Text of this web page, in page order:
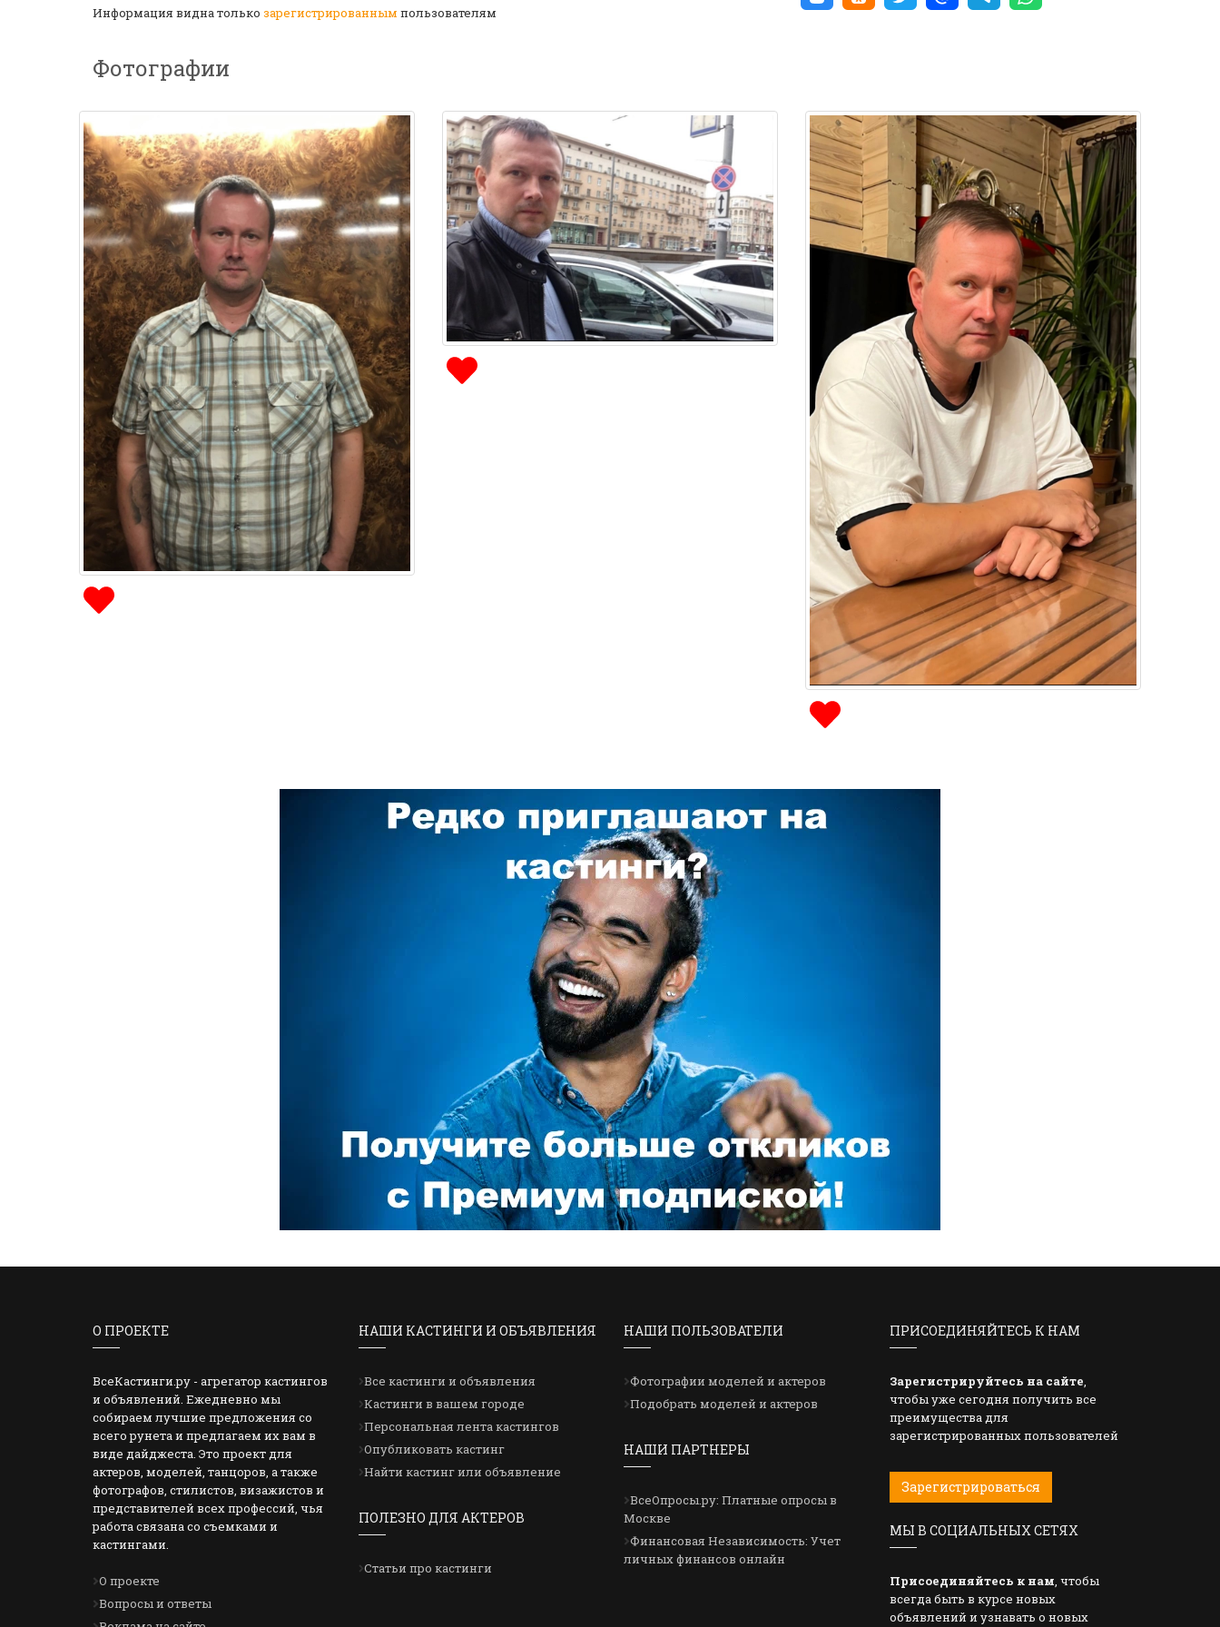
Информация видна только зарегистрированным пользователям
Фотографии
О ПРОЕКТЕ
ВсеКастинги.ру - агрегатор кастингов
и объявлений. Ежедневно мы
собираем лучшие предложения со
всего рунета и предлагаем их вам в
виде дайджеста. Это проект для
актеров, моделей, танцоров, а также
фотографов, стилистов, визажистов и
представителей всех профессий, чья
работа связана со съемками и
кастингами.
О проекте
Вопросы и ответы
НАШИ КАСТИНГИ И ОБЪЯВЛЕНИЯ
Все кастинги и объявления
Кастинги в вашем городе
Персональная лента кастингов
Опубликовать кастинг
Найти кастинг или объявление
ПОЛЕЗНО ДЛЯ АКТЕРОВ
Статьи про кастинги
НАШИ ПОЛЬЗОВАТЕЛИ
Фотографии моделей и актеров
Подобрать моделей и актеров
НАШИ ПАРТНЕРЫ
ВсеОпросы.ру: Платные опросы в
Москве
Финансовая Независимость: Учет
личных финансов онлайн
ПРИСОЕДИНЯЙТЕСЬ К НАМ
Зарегистрируйтесь на сайте,
чтобы уже сегодня получить все
преимущества для
зарегистрированных пользователей
Зарегистрироваться
МЫ В СОЦИАЛЬНЫХ СЕТЯХ
Присоединяйтесь к нам, чтобы
всегда быть в курсе новых
объявлений и узнавать о новых